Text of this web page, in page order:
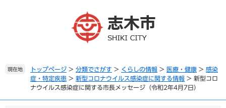
本
現在地 トップページ > 分類でさがす > くらしの情報 > 医療・健康 > 感染
症・特定疾患 > 新型コロナウイルス感染症に関する情報 > 新型コロ
ナウイルス感染症に関する市長メッセージ（令和2年4月7日）